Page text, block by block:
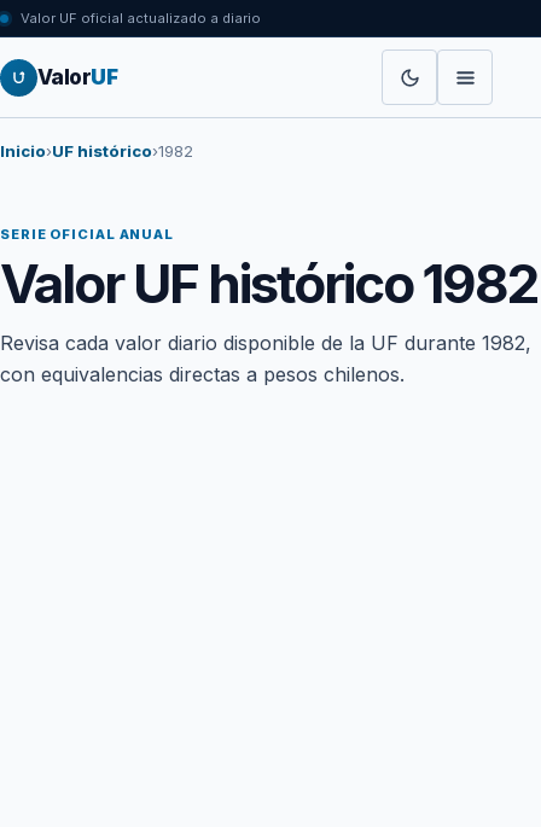
Valor UF oficial actualizado a diario
ValorUF
Inicio›UF histórico›1982
SERIE OFICIAL ANUAL
Valor UF histórico 1982
Revisa cada valor diario disponible de la UF durante 1982,
con equivalencias directas a pesos chilenos.